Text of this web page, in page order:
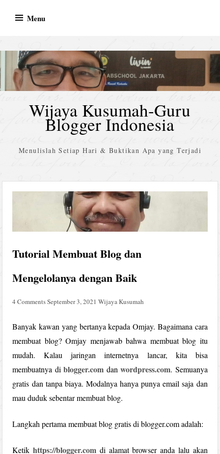
Menu
Wijaya Kusumah-Guru
Blogger Indonesia
Menulislah Setiap Hari & Buktikan Apa yang Terjadi
Tutorial Membuat Blog dan
Mengelolanya dengan Baik
4 CommentsSeptember 3, 2021 Wijaya Kusumah
Banyak kawan yang bertanya kepada Omjay. Bagaimana cara
membuat blog? Omjay menjawab bahwa membuat blog itu
mudah. Kalau jaringan internetnya lancar, kita bisa
membuatnya diblogger.com danwordpress.com. Semuanya
gratis dan tanpa biaya. Modalnya hanya punya email saja dan
mau duduk sebentar membuat blog.
Langkah pertama membuat blog gratis di blogger.com adalah:
Ketikhttps://blogger.com di alamat browser anda lalu akan